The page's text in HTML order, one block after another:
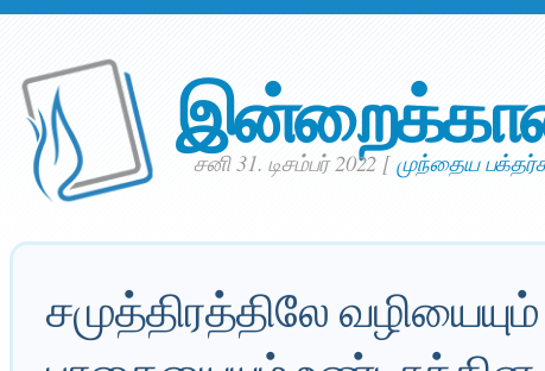
சனி 31. டிசம்பர் 2022 [முந்தைய
சமுத்திரத்திலே